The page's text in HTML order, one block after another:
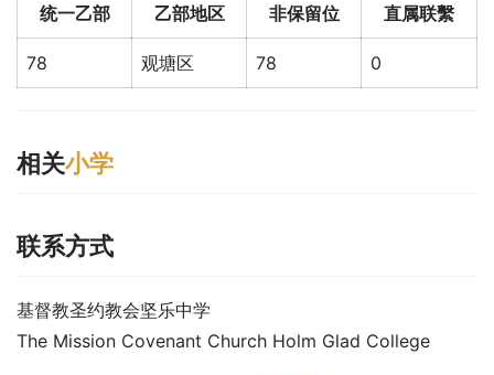
统一乙部 乙部地区 非保留位 直属联繫
78 观塘区 78 0
相关小学
联系方式
基督教圣约教会坚乐中学
The Mission Covenant Church Holm Glad College